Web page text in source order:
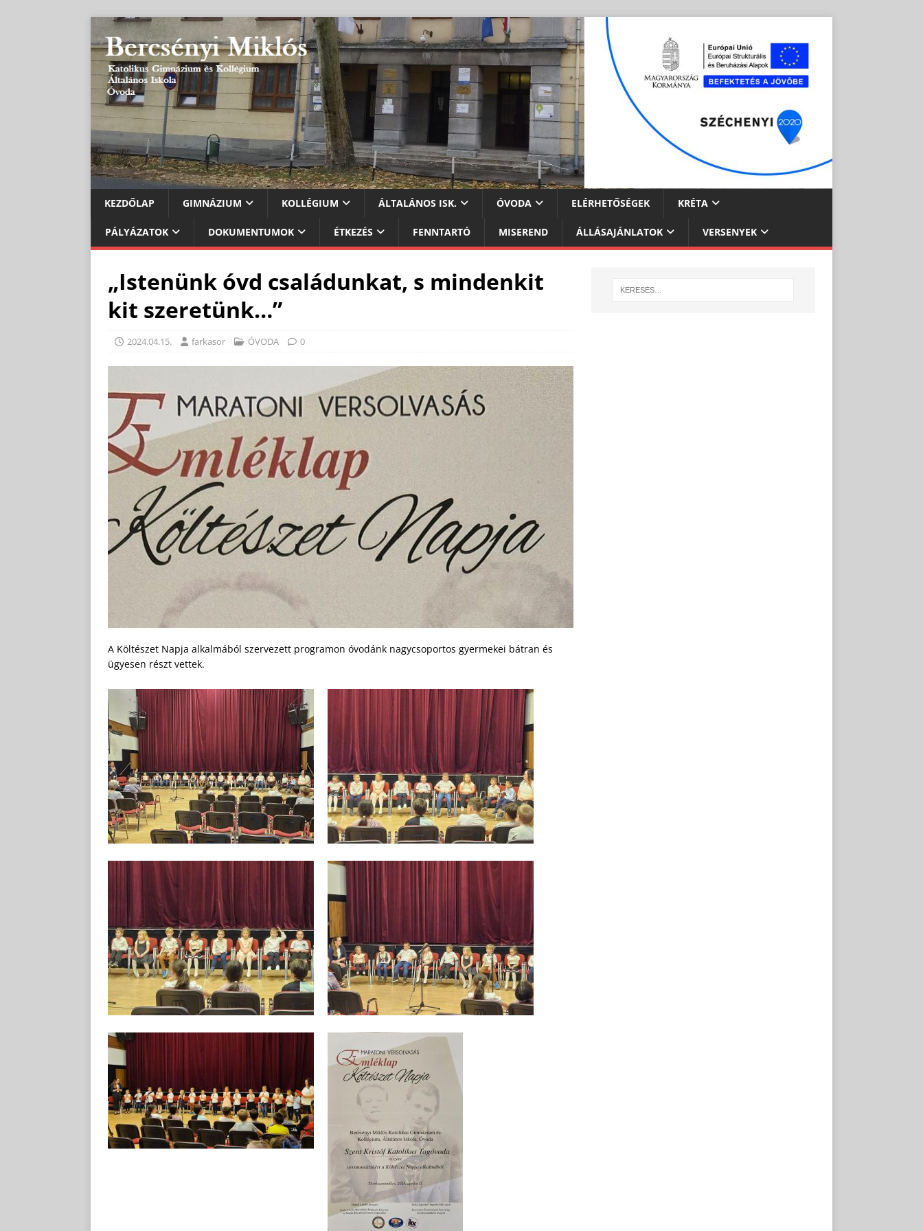
KEZDŐLAP GIMNÁZIUM KOLLÉGIUM ÁLTALÁNOS ISK. ÓVODA ELÉRHETŐSÉGEK KRÉTA
PÁLYÁZATOK DOKUMENTUMOK ÉTKEZÉS FENNTARTÓ MISEREND ÁLLÁSAJÁNLATOK VERSENYEK
„Istenünk óvd családunkat, s mindenkit
kit szeretünk…”
2024.04.15. farkasor ÓVODA 0
A Költészet Napja alkalmából szervezett programon óvodánk nagycsoportos gyermekei bátran és
ügyesen részt vettek.